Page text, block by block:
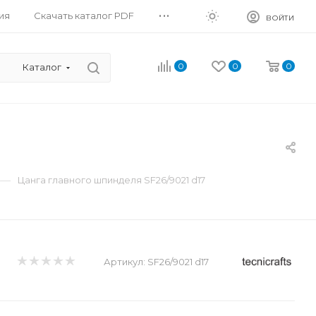
Скачать каталог PDF ... ВОЙТИ
Каталог 0 0 0
— Цанга главного шпинделя SF26/9021 d17
Артикул: SF26/9021 d17